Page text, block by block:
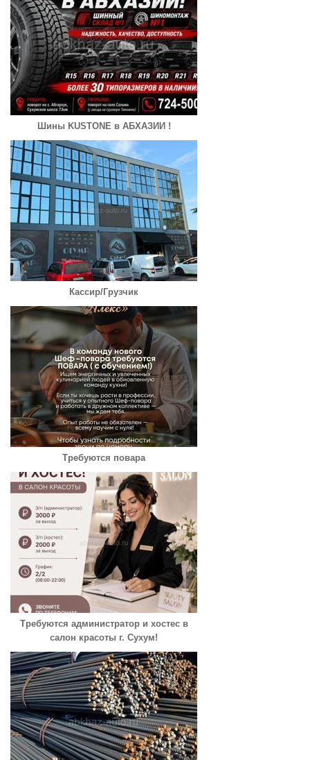
Шины KUSTONE в АБХАЗИИ !
Кассир/Грузчик
Требуются повара
Требуются администратор и хостес в
салон красоты г. Сухум!